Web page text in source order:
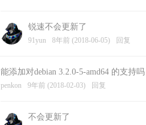
锐速不会更新了
91yun 8年前 (2018-06-05) 回复
能添加对debian 3.2.0-5-amd64 的支持吗
penkon 9年前 (2018-02-03) 回复
不会更新了